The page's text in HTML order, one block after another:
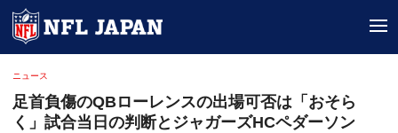
ニュース
足首負傷のQBローレンスの出場可否は「おそら
く」試合当日の判断とジャガーズHCペダーソン